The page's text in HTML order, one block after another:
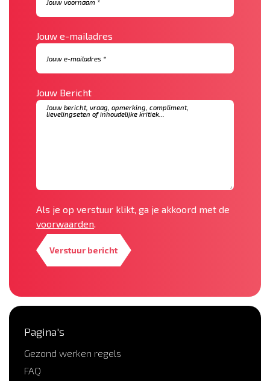
Jouw e-mailadres
Jouw Bericht
Als je op verstuur klikt, ga je akkoord met de
voorwaarden.
Verstuur bericht
Pagina's
Gezond werken regels
FAQ